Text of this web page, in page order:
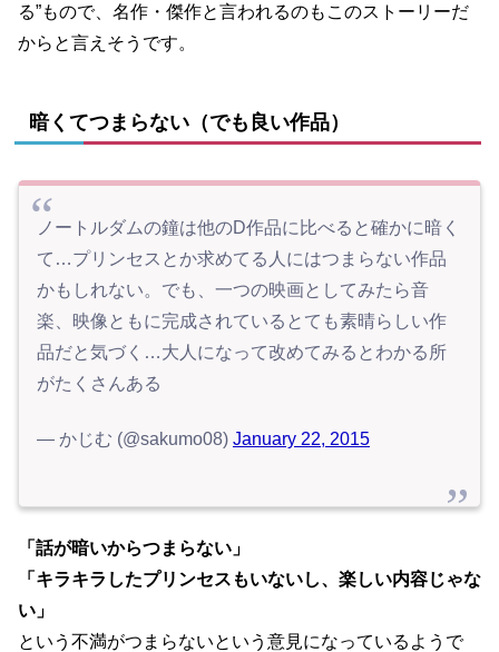
る”もので、名作・傑作と言われるのもこのストーリーだ
からと言えそうです。
暗くてつまらない（でも良い作品）
ノートルダムの鐘は他のD作品に比べると確かに暗く
て…プリンセスとか求めてる人にはつまらない作品
かもしれない。でも、一つの映画としてみたら音
楽、映像ともに完成されているとても素晴らしい作
品だと気づく…大人になって改めてみるとわかる所
がたくさんある
— かじむ (@sakumo08) January 22, 2015
「話が暗いからつまらない」
「キラキラしたプリンセスもいないし、楽しい内容じゃな
い」
という不満がつまらないという意見になっているようで